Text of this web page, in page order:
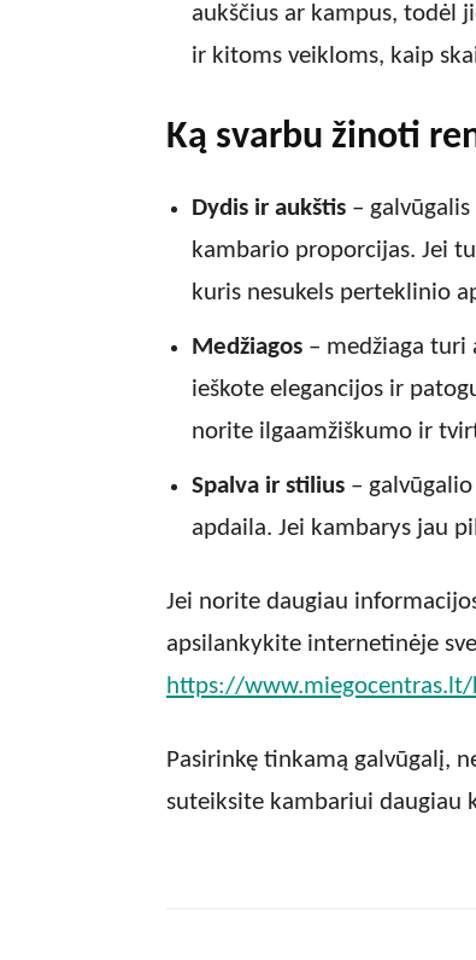
aukščius ar kampus, todėl
ir kitoms veikloms, kaip
Ką svarbu žinoti
Dydis ir aukštis –
kambario proporcijas. Jei
kuris nesukels perteklinio
Medžiagos – medžiaga
ieškote elegancijos ir
norite ilgaamžiškumo ir
Spalva ir stilius –
apdaila. Jei kambarys jau
Jei norite daugiau
apsilankykite internetinėje
https://
Pasirinkę tinkamą galvūgalį,
suteiksite kambariui daugiau